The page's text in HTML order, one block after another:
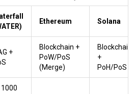
Ethereum Solana
+
Blockchain +
PoW/PoS
(Merge)
Blockchain
+
PoH/PoS